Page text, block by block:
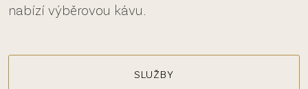
nabízí výběrovou kávu.
SLUŽBY